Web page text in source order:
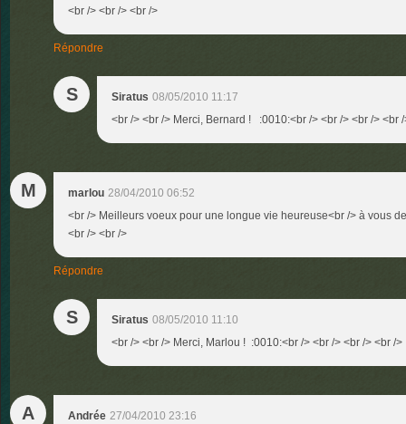
<br /> <br /> <br />
Répondre
S Siratus 08/05/2010 11:17
<br /> <br /> Merci, Bernard ! :0010:<br /> <br /> <br /> <br /
M marlou 28/04/2010 06:52
<br /> Meilleurs voeux pour une longue vie heureuse<br /> à vous
<br /> <br />
Répondre
S Siratus 08/05/2010 11:10
<br /> <br /> Merci, Marlou ! :0010:<br /> <br /> <br /> <br />
A Andrée 27/04/2010 23:16